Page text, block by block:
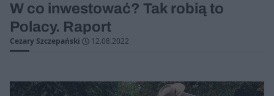
W co inwestować? Tak robią to
Polacy. Raport
Cezary Szczepański 12.08.2022